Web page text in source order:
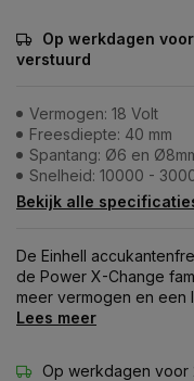
Op werkdagen
verstuurd
Vermogen: 18 Volt
Freesdiepte: 40 mm
Spantang: Ø6 en
Snelheid: 10000 -
Bekijk alle
De Einhell
de Power X-Change
meer vermogen en een
Lees meer
Op werkdagen voor